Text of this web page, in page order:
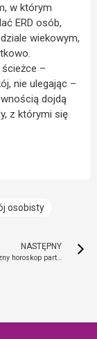
w którym
ERD osób,
wiekowym,
–
nie ulegając –
dojdą
z którymi się
osobisty
NASTĘPNY
Wakacyjny erotyczny horoskop partnerski. Sprawdź, jak uwodzić różne znaki zodiaku